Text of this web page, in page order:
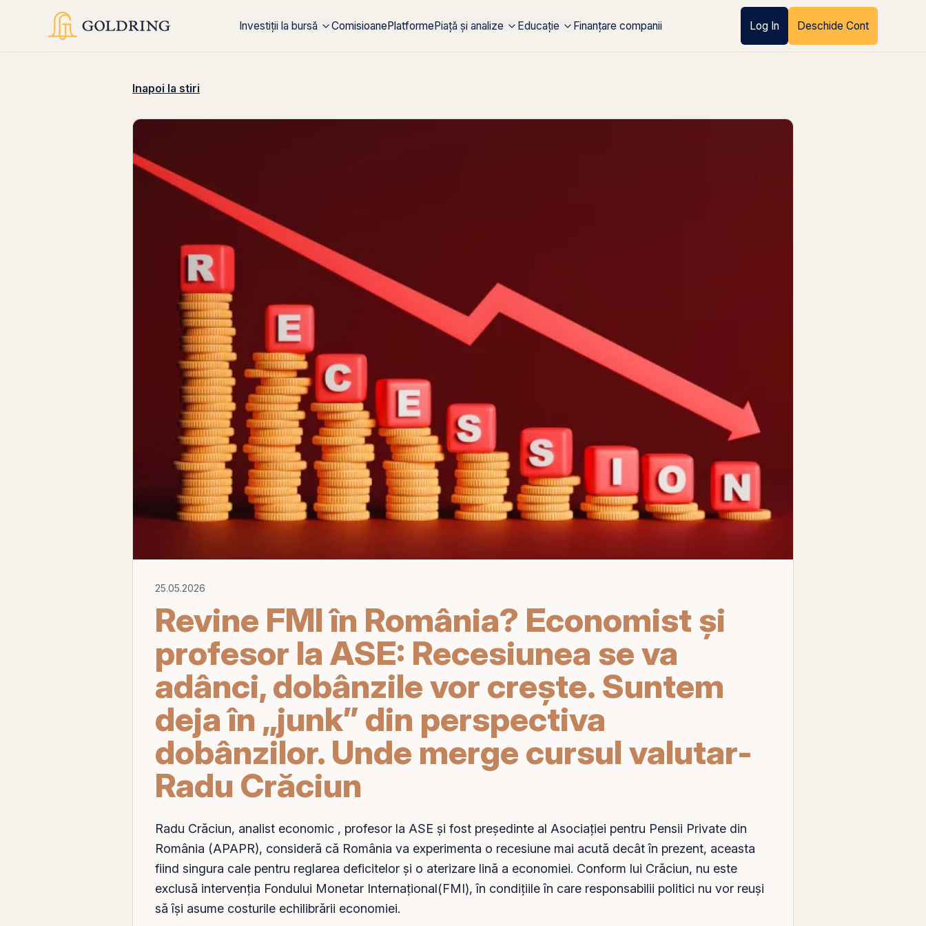
Investiții la bursă ComisioanePlatformePiață și analize Educație Finanțare companii Log In Deschide Cont
Inapoi la stiri
25.05.2026
Revine FMI în România? Economist și
profesor la ASE: Recesiunea se va
adânci, dobânzile vor crește. Suntem
deja în „junk” din perspectiva
dobânzilor. Unde merge cursul valutar-
Radu Crăciun
Radu Crăciun, analist economic , profesor la ASE și fost președinte al Asociației pentru Pensii Private din
România (APAPR), consideră că România va experimenta o recesiune mai acută decât în prezent, aceasta
fiind singura cale pentru reglarea deficitelor și o aterizare lină a economiei. Conform lui Crăciun, nu este
exclusă intervenția Fondului Monetar Internațional(FMI), în condițiile în care responsabilii politici nu vor reuși
să își asume costurile echilibrării economiei.